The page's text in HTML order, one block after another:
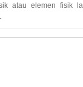
atau elemen fisik